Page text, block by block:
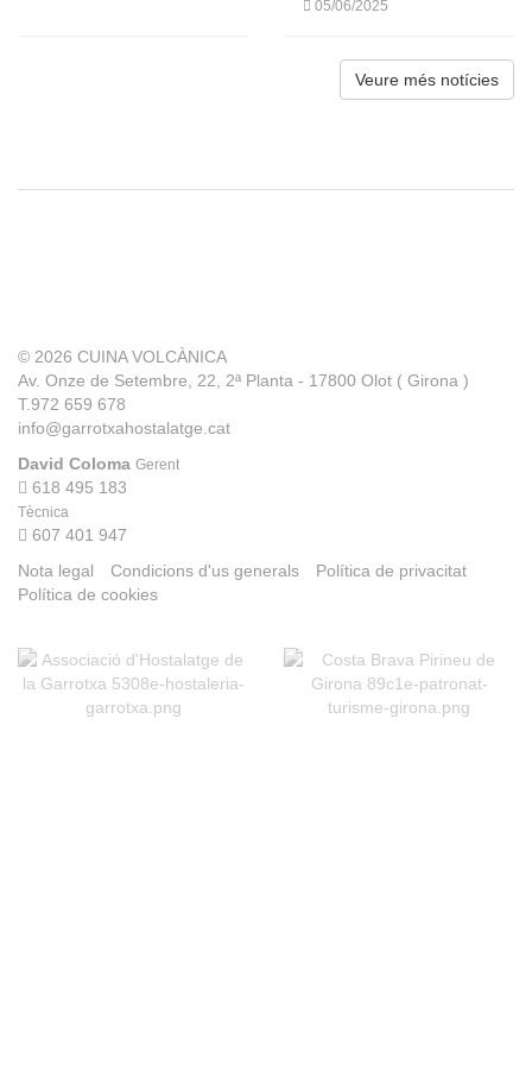
05/06/2025
Veure més notícies
© 2026 CUINA VOLCÀNICA
Av. Onze de Setembre, 22, 2ª Planta - 17800 Olot ( Girona )
T.972 659 678
info@garrotxahostalatge.cat
David Coloma Gerent
618 495 183
Tècnica
607 401 947
Nota legal
Condicions d'us generals
Política de privacitat
Política de cookies